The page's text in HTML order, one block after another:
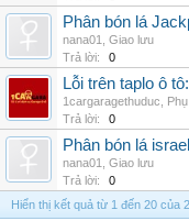
Phân bón lá
nana01
Giao lưu
Trả lời:
0
Lỗi trên taplo ô
1cargaragethuduc
Trả lời:
0
Phân bón lá
nana01
Giao lưu
Trả lời:
0
Hiển thị kết quả từ 1 đến 20 của